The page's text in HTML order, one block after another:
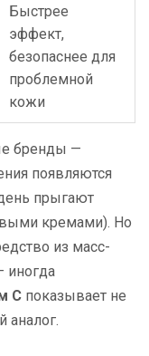
Быстрее
эффект,
безопаснее для
проблемной
кожи
бренды —
появляются
прыгают
кремами). Но
из масс-
иногда
С показывает не
аналог.